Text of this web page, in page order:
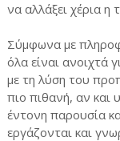
να αλλάξει χέρια η
Σύμφωνα με
όλα είναι ανοιχτά
με τη λύση του
πιο πιθανή, αν και
έντονη παρουσία
εργάζονται και